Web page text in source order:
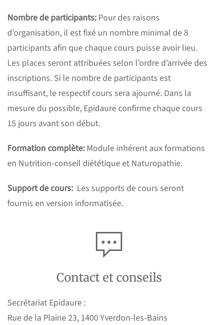
Nombre de participants: Pour des raisons
d’organisation, il est fixé un nombre minimal de 8
participants afin que chaque cours puisse avoir lieu.
Les places seront attribuées selon l’ordre d’arrivée des
inscriptions. Si le nombre de participants est
insuffisant, le respectif cours sera ajourné. Dans la
mesure du possible, Epidaure confirme chaque cours
15 jours avant son début.
Formation complète: Module inhérent aux formations
en Nutrition-conseil diététique et Naturopathie.
Support de cours: Les supports de cours seront
fournis en version informatisée.
Contact et conseils
Secrétariat Epidaure :
Rue de la Plaine 23, 1400 Yverdon-les-Bains